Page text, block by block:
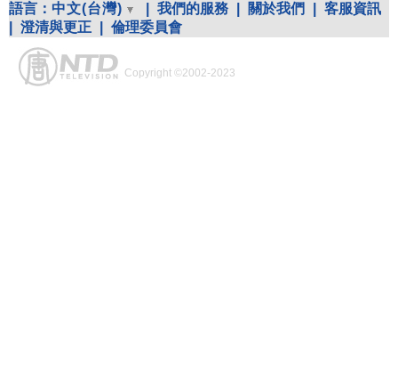
語言： 中文(台灣) 我們的服務 關於我們
客服資訊
澄清與更正 倫理委員會
Copyright ©2002-2023